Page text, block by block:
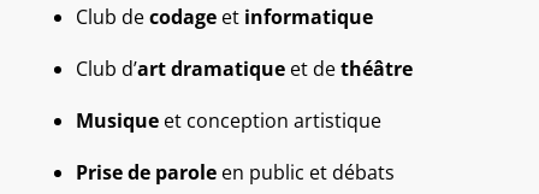
Club decodage et informatique
Club d’art dramatique et dethéâtre
Musique et conception artistique
Prise de parole en public et débats